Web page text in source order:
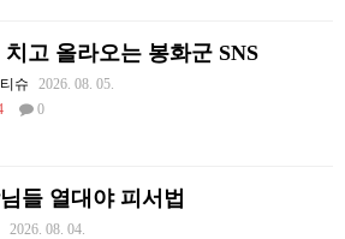
치고 올라오는 봉화군 SNS
슈
2026. 08. 05.
0
들 열대야 피서법
2026. 08. 04.